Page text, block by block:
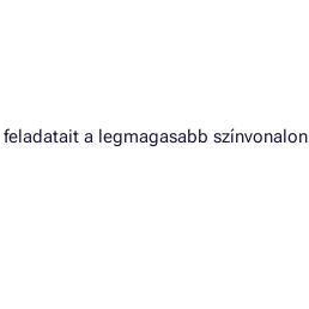
a legmagasabb színvonalon